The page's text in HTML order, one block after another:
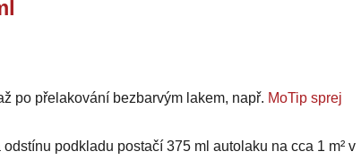
po přelakování bezbarvým lakem, např. MoTip sprej
podkladu postačí 375 ml autolaku na cca 1 m² v